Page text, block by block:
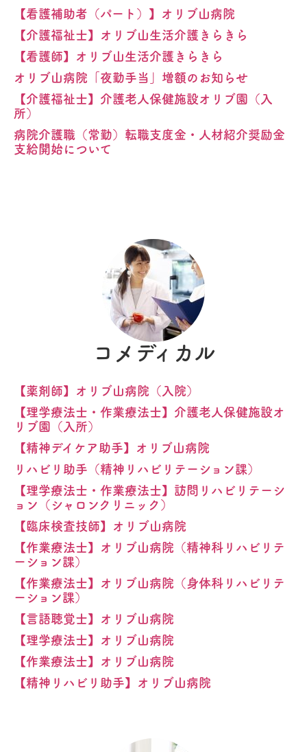
【看護補助者（パート）】オリブ山病院
【介護福祉士】オリブ山生活介護きらきら
【看護師】オリブ山生活介護きらきら
オリブ山病院「夜勤手当」増額のお知らせ
【介護福祉士】介護老人保健施設オリブ園（入
所）
病院介護職（常勤）転職支度金・人材紹介奨励金
支給開始について
コメディカル
【薬剤師】オリブ山病院（入院）
【理学療法士・作業療法士】介護老人保健施設オ
リブ園（入所）
【精神デイケア助手】オリブ山病院
リハビリ助手（精神リハビリテーション課）
【理学療法士・作業療法士】訪問リハビリテーシ
ョン（シャロンクリニック）
【臨床検査技師】オリブ山病院
【作業療法士】オリブ山病院（精神科リハビリテ
ーション課）
【作業療法士】オリブ山病院（身体科リハビリテ
ーション課）
【言語聴覚士】オリブ山病院
【理学療法士】オリブ山病院
【作業療法士】オリブ山病院
【精神リハビリ助手】オリブ山病院